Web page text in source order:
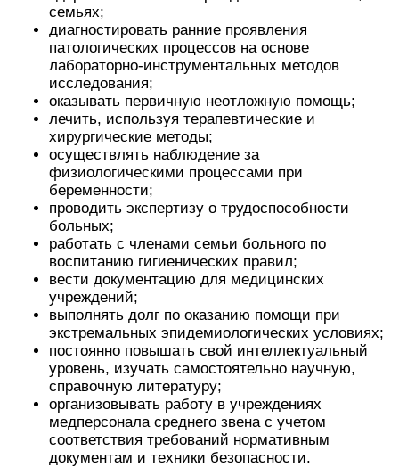
семьях;
диагностировать ранние проявления
патологических процессов на основе
лабораторно-инструментальных методов
исследования;
оказывать первичную неотложную помощь;
лечить, используя терапевтические и
хирургические методы;
осуществлять наблюдение за
физиологическими процессами при
беременности;
проводить экспертизу о трудоспособности
больных;
работать с членами семьи больного по
воспитанию гигиенических правил;
вести документацию для медицинских
учреждений;
выполнять долг по оказанию помощи при
экстремальных эпидемиологических условиях;
постоянно повышать свой интеллектуальный
уровень, изучать самостоятельно научную,
справочную литературу;
организовывать работу в учреждениях
медперсонала среднего звена с учетом
соответствия требований нормативным
документам и техники безопасности.